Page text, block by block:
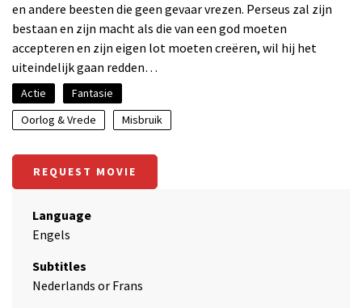
en andere beesten die geen gevaar vrezen. Perseus zal zijn
bestaan en zijn macht als die van een god moeten
accepteren en zijn eigen lot moeten creëren, wil hij het
uiteindelijk gaan redden…
Actie
Fantasie
Oorlog & Vrede
Misbruik
REQUEST MOVIE
Language
Engels
Subtitles
Nederlands or Frans